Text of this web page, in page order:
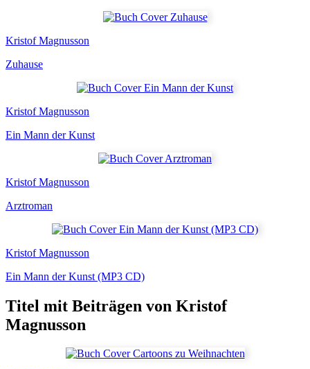
Kristof Magnusson
Zuhause
Kristof Magnusson
Ein Mann der Kunst
Kristof Magnusson
Arztroman
Kristof Magnusson
Ein Mann der Kunst (MP3 CD)
Titel mit Beiträgen von Kristof
Magnusson